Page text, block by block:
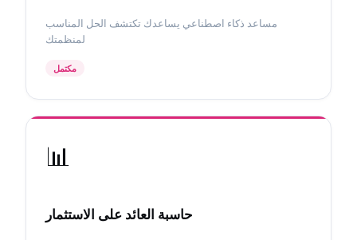
مساعد ذكاء اصطناعي يساعدك تكتشف الحل المناسب
لمنظمتك
مكتمل
📊
حاسبة العائد على الاستثمار